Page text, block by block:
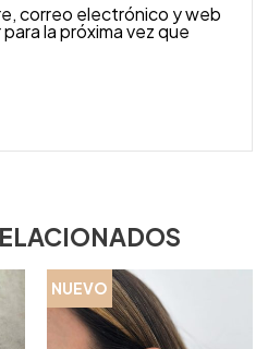
correo electrónico y web
la próxima vez que
NUEVO